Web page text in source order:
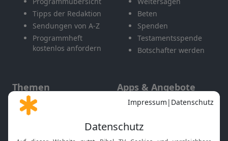
Tipps der Redaktion
Sendungen von A-Z
Programmheft
kostenlos anfordern
Beten
Spenden
Testamentsspende
Botschafter werden
Themen
Gott und Bibel erklärt
Apps & Angebote
Mobile App